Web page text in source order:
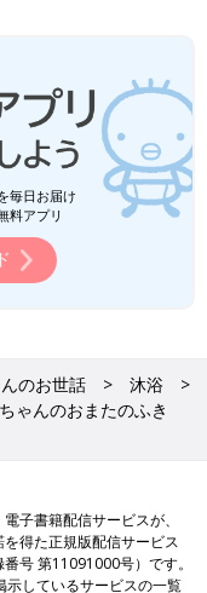
毎日お届け
料アプリ
のお世話
沐浴
ゃんのおまたのふき
子書籍配信サービスが、
得た正規版配信サービス
号 第11091000号）です。
示しているサービスの一覧